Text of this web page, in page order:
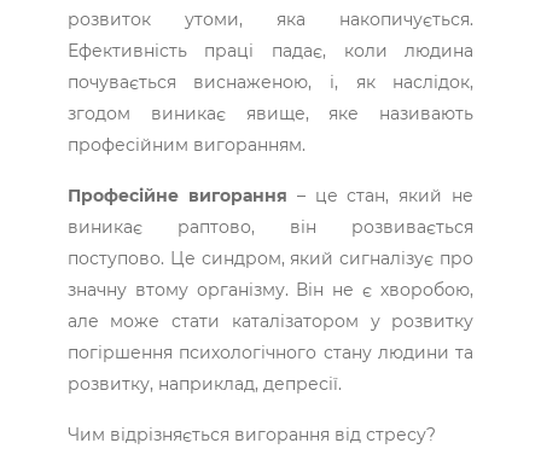
розвиток утоми, яка накопичується.
Ефективність праці падає, коли людина
почувається виснаженою, і, як наслідок,
згодом виникає явище, яке називають
професійним вигоранням.
Професійне вигорання – це стан, який не
виникає раптово, він розвивається
поступово. Це синдром, який сигналізує про
значну втому організму. Він не є хворобою,
але може стати каталізатором у розвитку
погіршення психологічного стану людини та
розвитку, наприклад, депресії.
Чим відрізняється вигорання від стресу?